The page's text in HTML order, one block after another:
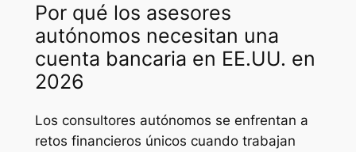
Por qué los asesores
autónomos necesitan una
cuenta bancaria en EE.UU. en
2026
Los consultores autónomos se enfrentan a
retos financieros únicos cuando trabajan